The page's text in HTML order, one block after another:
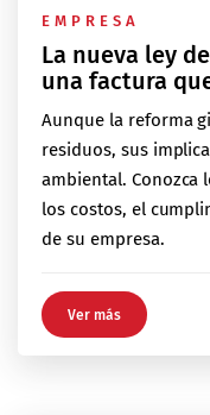
EMPRESA
La nueva ley
una factura
Aunque la reforma
residuos, sus
ambiental. Conozca
los costos, el
de su empresa.
Ver más